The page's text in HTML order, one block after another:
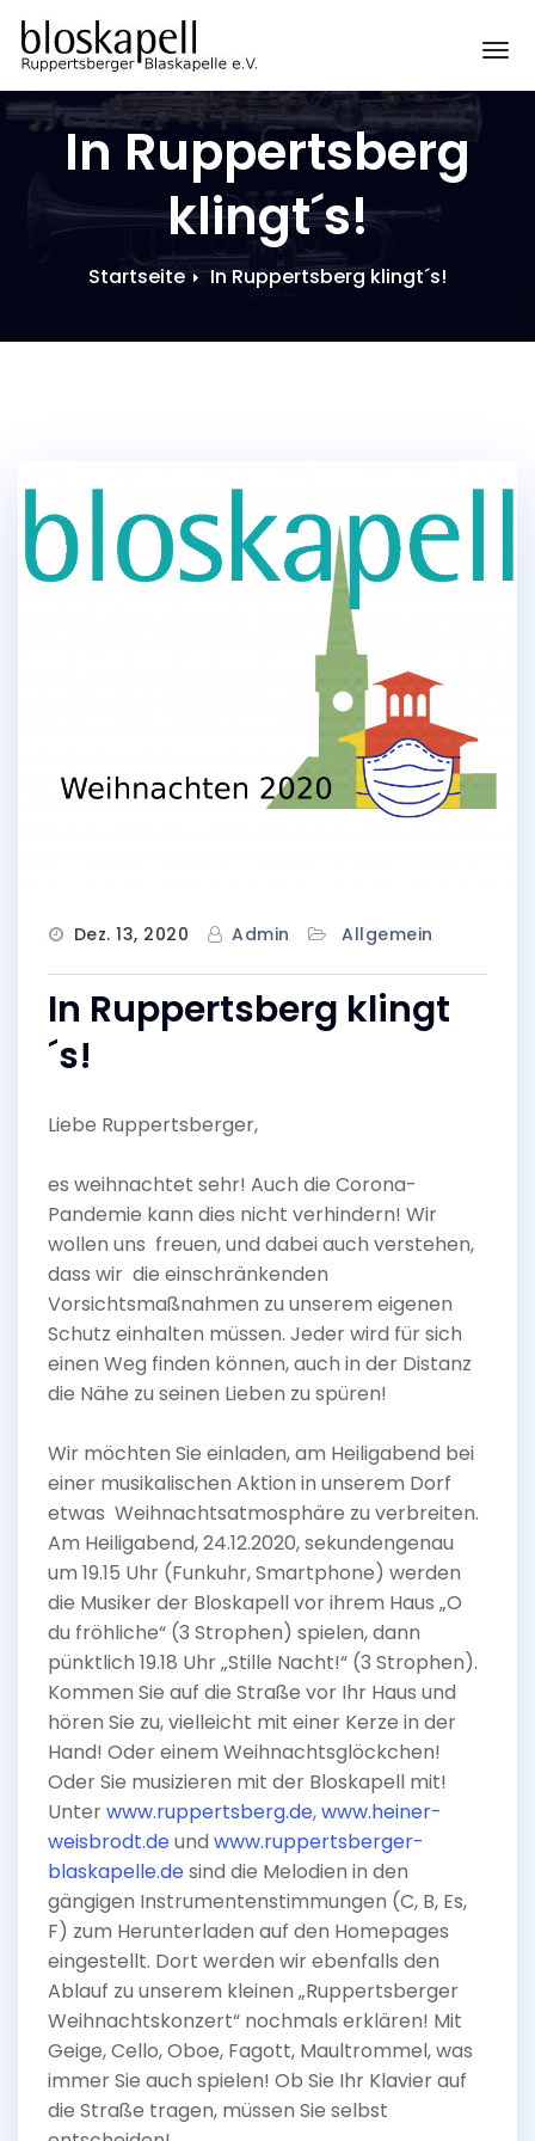
Zum
Inhalt
springen
In Ruppertsberg
klingt´s!
Startseite In Ruppertsberg klingt´s!
Dez. 13, 2020 Admin Allgemein
In Ruppertsberg klingt
´s!
Liebe Ruppertsberger,
es weihnachtet sehr! Auch die Corona-
Pandemie kann dies nicht verhindern! Wir
wollen uns freuen, und dabei auch verstehen,
dass wir die einschränkenden
Vorsichtsmaßnahmen zu unserem eigenen
Schutz einhalten müssen. Jeder wird für sich
einen Weg finden können, auch in der Distanz
die Nähe zu seinen Lieben zu spüren!
Wir möchten Sie einladen, am Heiligabend bei
einer musikalischen Aktion in unserem Dorf
etwas Weihnachtsatmosphäre zu verbreiten.
Am Heiligabend, 24.12.2020, sekundengenau
um 19.15 Uhr (Funkuhr, Smartphone) werden
die Musiker der Bloskapell vor ihrem Haus „O
du fröhliche“ (3 Strophen) spielen, dann
pünktlich 19.18 Uhr „Stille Nacht!“ (3 Strophen).
Kommen Sie auf die Straße vor Ihr Haus und
hören Sie zu, vielleicht mit einer Kerze in der
Hand! Oder einem Weihnachtsglöckchen!
Oder Sie musizieren mit der Bloskapell mit!
Unterwww.ruppertsberg.de,www.heiner-
weisbrodt.deund www.ruppertsberger-
blaskapelle.desind die Melodien in den
gängigen Instrumentenstimmungen (C, B, Es,
F) zum Herunterladen auf den Homepages
eingestellt. Dort werden wir ebenfalls den
Ablauf zu unserem kleinen „Ruppertsberger
Weihnachtskonzert“ nochmals erklären! Mit
Geige, Cello, Oboe, Fagott, Maultrommel, was
immer Sie auch spielen! Ob Sie Ihr Klavier auf
die Straße tragen, müssen Sie selbst